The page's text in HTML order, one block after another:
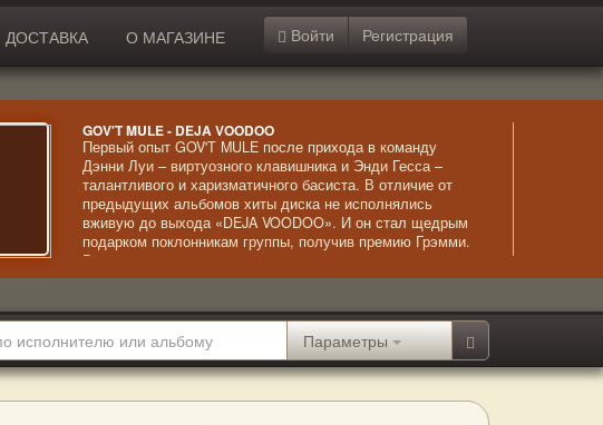
ДОСТАВКА О МАГАЗИНЕ Войти Регистрация
GOV'T MULE - DEJA VOODOO
Первый опыт GOV'T MULE после прихода в команду
Дэнни Луи – виртуозного клавишника и Энди Гесса –
талантливого и харизматичного басиста. В отличие от
предыдущих альбомов хиты диска не исполнялись
вживую до выхода «DEJA VOODOO». И он стал щедрым
подарком поклонникам группы, получив премию Грэмми.
Вполне заслуженно – удивительные мелодии,
неожиданные соло и высокое качество игры музыкантов –
Параметры